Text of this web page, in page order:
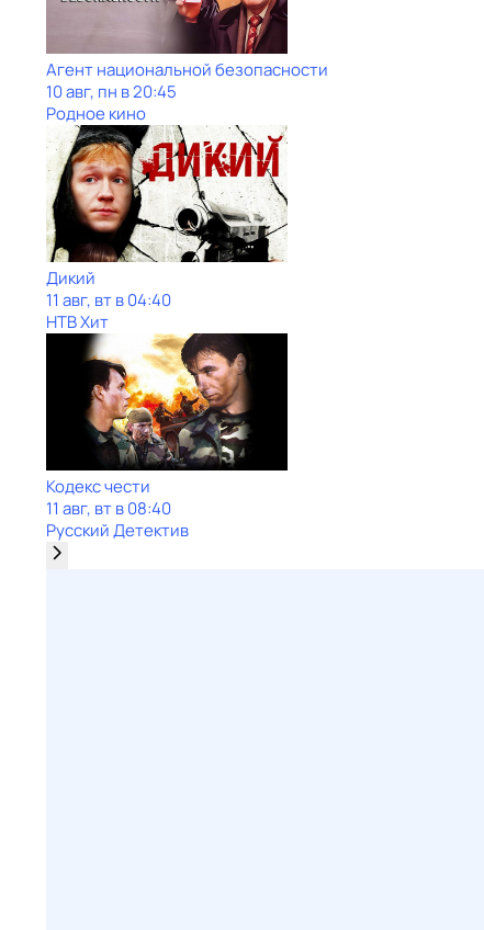
Агент национальной безопасности
10 авг, пн в 20:45
Родное кино
Дикий
11 авг, вт в 04:40
НТВ Хит
Кодекс чести
11 авг, вт в 08:40
Русский Детектив